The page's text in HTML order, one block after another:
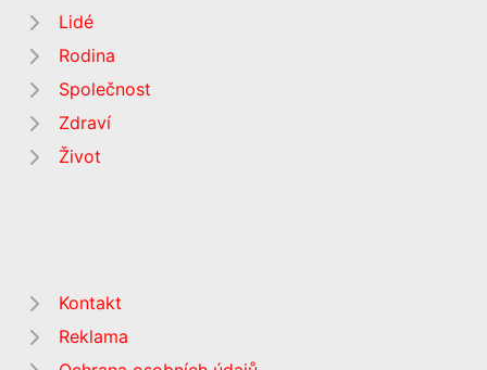
Lidé
Rodina
Společnost
Zdraví
Život
Kontakt
Reklama